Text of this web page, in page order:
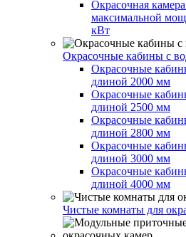
Окрасочная
максимальной
кВт
Окрасочные кабины с
Окрасочные
длиной 2000 мм
Окрасочные
длиной 2500 мм
Окрасочные
длиной 2800 мм
Окрасочные
длиной 3000 мм
Окрасочные
длиной 4000 мм
Чистые комнаты для